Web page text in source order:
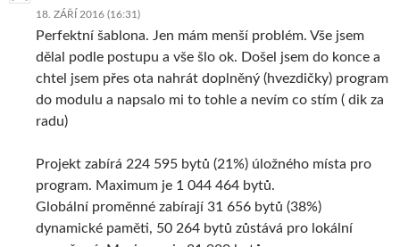
18. ZÁŘÍ 2016 (16:31)
Perfektní šablona. Jen mám menší problém. Vše jsem
dělal podle postupu a vše šlo ok. Došel jsem do konce a
chtel jsem přes ota nahrát doplněný (hvezdičky) program
do modulu a napsalo mi to tohle a nevím co stím ( dik za
radu)
Projekt zabírá 224 595 bytů (21%) úložného místa pro
program. Maximum je 1 044 464 bytů.
Globální proměnné zabírají 31 656 bytů (38%)
dynamické paměti, 50 264 bytů zůstává pro lokální